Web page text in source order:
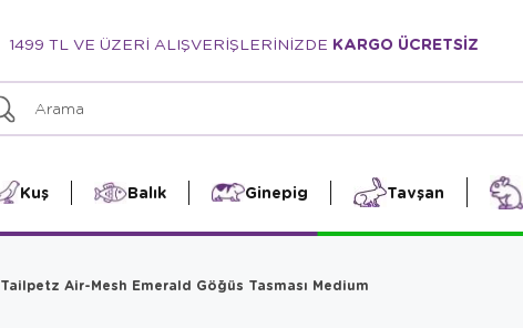
1499 TL VE ÜZERİ ALIŞVERİŞLERİNİZDE KARGO ÜCRETSİZ
Kuş Balık Ginepig Tavşan
Tailpetz Air-Mesh Emerald Göğüs Tasması Medium